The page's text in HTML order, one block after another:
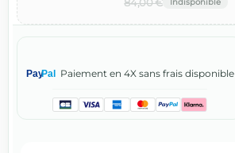
PayPal Paiement en 4X sans frais disponible